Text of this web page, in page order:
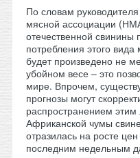
По словам
мясной ассоциации
отечественной свинины
потребления этого
будет произведено не
убойном весе – это
мире. Впрочем,
прогнозы могут
распространением
Африканской чумы
отразилась на росте
последним недельным